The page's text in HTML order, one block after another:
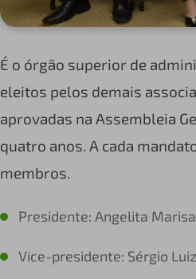
É o órgão superior de
eleitos pelos demais
aprovadas na Assembleia
quatro anos. A cada
membros.
Presidente: Angelita
Vice-presidente: Sérgio